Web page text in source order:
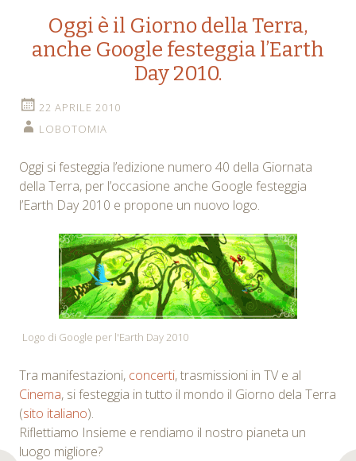
Oggi è il Giorno della Terra,
anche Google festeggia l’Earth
Day 2010.
22 APRILE 2010
LOBOTOMIA
Oggi si festeggia l’edizione numero 40 della Giornata
della Terra, per l’occasione anche Google festeggia
l’Earth Day 2010 e propone un nuovo logo.
Logo di Google per l'Earth Day 2010
Tra manifestazioni, concerti, trasmissioni in TV e al
Cinema, si festeggia in tutto il mondo il Giorno dela Terra
(sito italiano).
Riflettiamo Insieme e rendiamo il nostro pianeta un
luogo migliore?